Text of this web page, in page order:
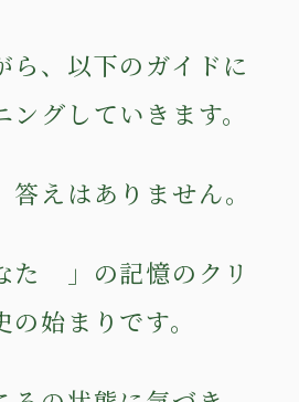
ら、以下のガイドに
グしていきます。
えはありません。
た 」の記憶のクリ
始まりです。